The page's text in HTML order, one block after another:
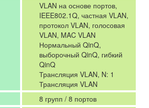
VLAN на основе портов,
IEEE802.1Q, частная VLAN,
протокол VLAN, голосовая
VLAN, MAC VLAN
Нормальный QinQ,
выборочный QinQ, гибкий
QinQ
Трансляция VLAN, N: 1
Трансляция VLAN
8 групп / 8 портов